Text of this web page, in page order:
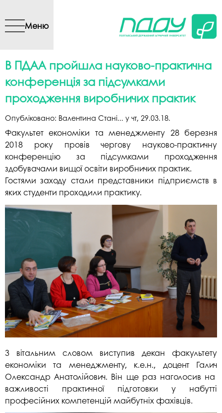
вмісту
Меню
В ПДАА пройшла науково-практична
конференція за підсумками
проходження виробничих практик
Опубліковано: Валентина Стані... у чт, 29.03.18.
Факультет економіки та менеджменту 28 березня
2018 року провів чергову науково-практичну
конференцію за підсумками проходження
здобувачами вищої освіти виробничих практик.
Гостями заходу стали представники підприємств в
яких студенти проходили практику.
З вітальним словом виступив декан факультету
економіки та менеджменту, к.е.н., доцент Галич
Олександр Анатолійович. Він ще раз наголосив на
важливості практичної підготовки у набутті
професійних компетенцій майбутніх фахівців.